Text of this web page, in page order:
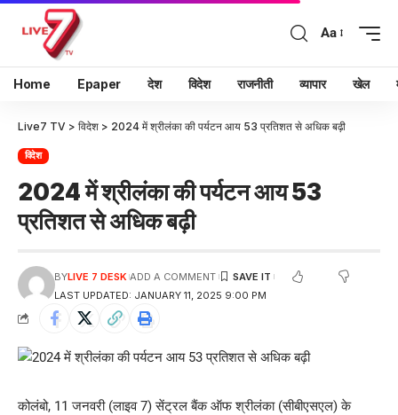
Aa
Home Epaper देश विदेश राजनीती व्यापार खेल
Live7 TV > विदेश > 2024 में श्रीलंका की पर्यटन आय 53 प्रतिशत से अधिक बढ़ी
विदेश
2024 में श्रीलंका की पर्यटन आय 53
प्रतिशत से अधिक बढ़ी
LAST UPDATED: JANUARY 11, 2025 9:00 PM
BYLIVE 7 DESK ADD A COMMENT
कोलंबो, 11 जनवरी (लाइव 7) सेंट्रल बैंक ऑफ श्रीलंका (सीबीएसएल) के